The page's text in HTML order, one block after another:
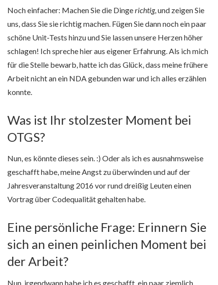
Noch einfacher: Machen Sie die Dingerichtig, und zeigen Sie
uns, dass Sie sie richtig machen. Fügen Sie dann noch ein paar
schöne Unit-Tests hinzu und Sie lassen unsere Herzen höher
schlagen! Ich spreche hier aus eigener Erfahrung. Als ich mich
für die Stelle bewarb, hatte ich das Glück, dass meine frühere
Arbeit nicht an ein NDA gebunden war und ich alles erzählen
konnte.
Was ist Ihr stolzester Moment bei
OTGS?
Nun, es könnte dieses sein. :) Oder als ich es ausnahmsweise
geschafft habe, meine Angst zu überwinden und auf der
Jahresveranstaltung 2016 vor rund dreißig Leuten einen
Vortrag über Codequalität gehalten habe.
Eine persönliche Frage: Erinnern Sie
sich an einen peinlichen Moment bei
der Arbeit?
Nun, irgendwann habe ich es geschafft, ein paar ziemlich